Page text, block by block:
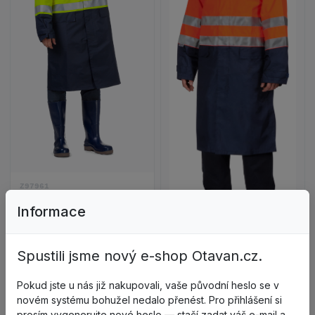
Zobrazit detail produktu ABSOLUTE Plášť
Z97961
zvýšenou viditelností
Zobrazit detail
Z97960
zvýšenou viditelností
modrý/oranž.
3189
Informace
Spustili jsme nový e-shop Otavan.cz.
Pokud jste u nás již nakupovali, vaše původní heslo se v
novém systému bohužel nedalo přenést. Pro přihlášení si